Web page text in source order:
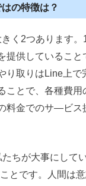
の特徴は？
く2つあります。
提供していること
り取りはLine上で
ことで、各種費用
料金でのサ―ビス
ちが大事にして
とです。人間は